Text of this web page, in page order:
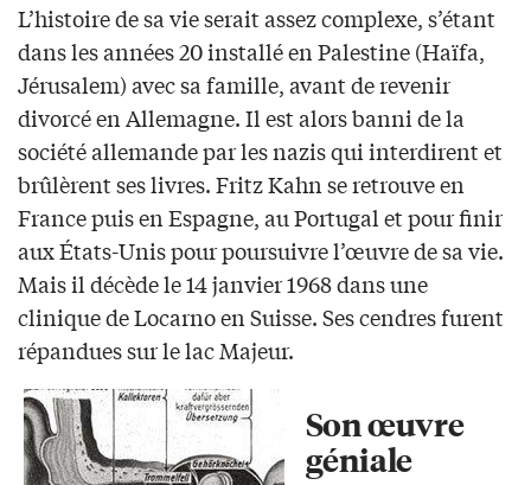
L’histoire de sa vie serait assez complexe, s’étant
dans les années 20 installé en Palestine (Haïfa,
Jérusalem) avec sa famille, avant de revenir
divorcé en Allemagne. Il est alors banni de la
société allemande par les nazis qui interdirent et
brûlèrent ses livres. Fritz Kahn se retrouve en
France puis en Espagne, au Portugal et pour finir
aux États-Unis pour poursuivre l’œuvre de sa vie.
Mais il décède le 14 janvier 1968 dans une
clinique de Locarno en Suisse. Ses cendres furent
répandues sur le lac Majeur.
Son œuvre
géniale